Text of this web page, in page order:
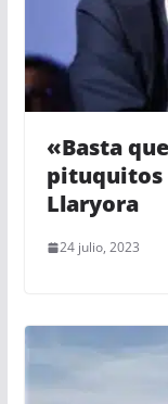
«Basta
pituquitos
Llaryora
24 julio, 2023